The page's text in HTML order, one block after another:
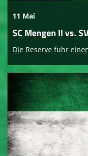
11 Mai
SC Mengen II vs.
Die Reserve fuhr